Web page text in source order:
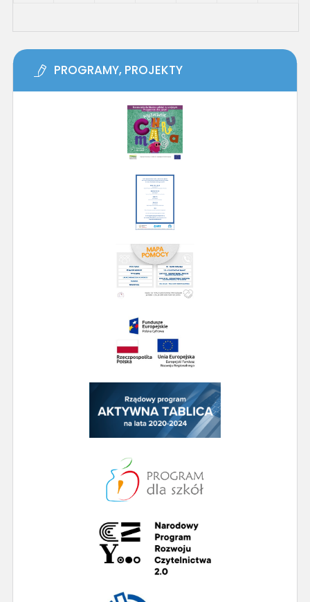
PROGRAMY, PROJEKTY